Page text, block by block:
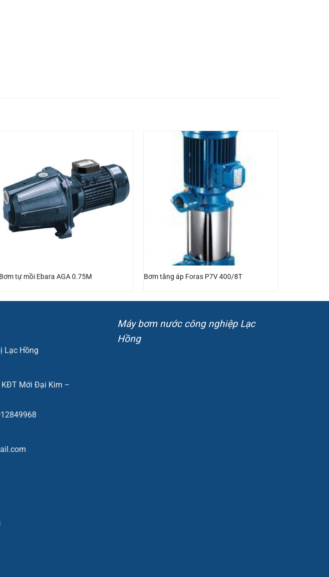
Bơm tự mồi Ebara AGA 0.75M Bơm tăng áp Foras P7V 400/8T
Lạc Hồng
Mới Đại Kim –
Máy bơm nước công nghiệp Lạc
Hồng